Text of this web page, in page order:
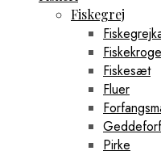
Fiskegrej
Fiskekroge
Fiskesæt
Fluer
Pirke